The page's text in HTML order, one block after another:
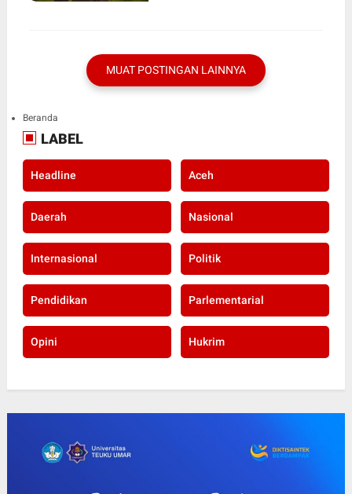
MUAT POSTINGAN LAINNYA
Beranda
LABEL
Headline Aceh
Daerah Nasional
Internasional Politik
Pendidikan Parlementarial
Opini Hukrim